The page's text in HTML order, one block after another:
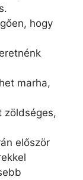
hogy
marha,
zöldséges,
először